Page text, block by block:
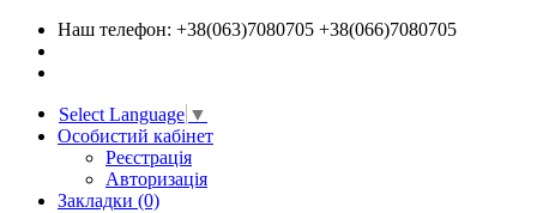
Наш телефон: +38(063)7080705 +38(066)7080705
Select Language ▼
Особистий кабінет
Реєстрація
Авторизація
Закладки (0)